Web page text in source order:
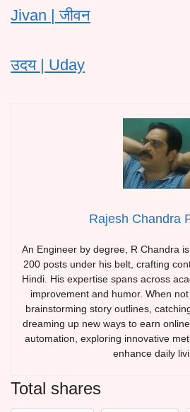
Jivan | जीवन
उदय | Uday
Rajesh Chandra
An Engineer by degree, R Chandra
200 posts under his belt, crafting
Hindi. His expertise spans across
improvement and humor. When
brainstorming story outlines,
dreaming up new ways to earn
automation, exploring innovative
enhance daily
Total shares